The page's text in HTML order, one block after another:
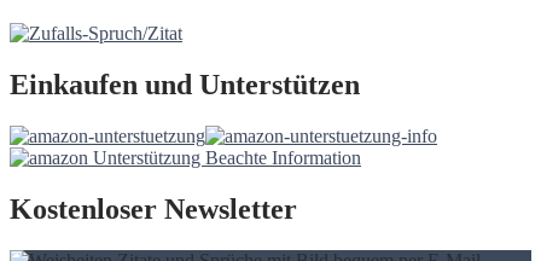
Einkaufen und Unterstützen
Kostenloser Newsletter